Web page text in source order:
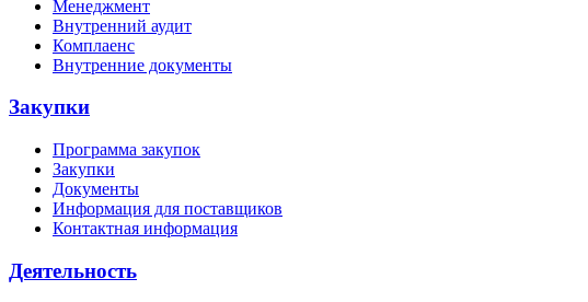
Менеджмент
Внутренний аудит
Комплаенс
Внутренние документы
Закупки
Программа закупок
Закупки
Документы
Информация для поставщиков
Контактная информация
Деятельность